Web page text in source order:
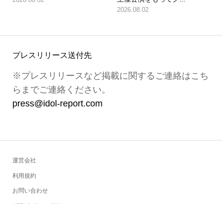
2026.08.02
プレスリリース送付先
※プレスリリースなど掲載に関するご連絡はこち
らまでご連絡ください。
press@idol-report.com
運営会社
利用規約
お問い合わせ